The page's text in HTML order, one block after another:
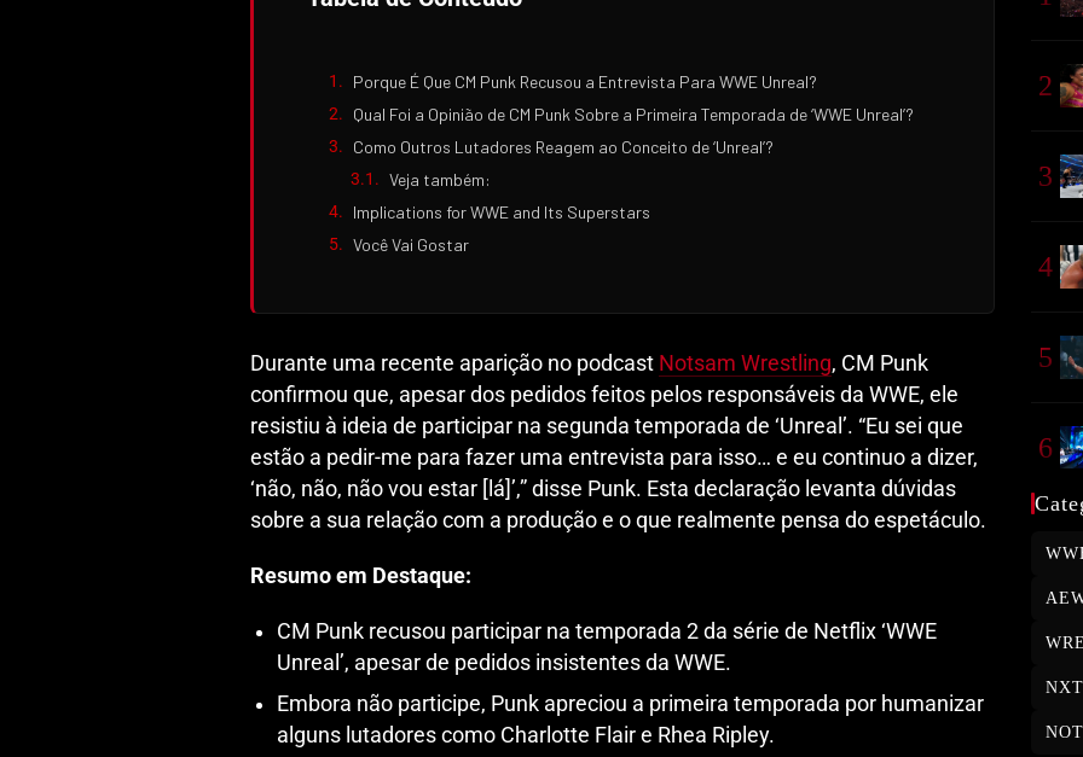
Porque É Que CM Punk Recusou a Entrevista Para WWE Unreal?
Qual Foi a Opinião de CM Punk Sobre a Primeira Temporada de ‘WWE Unreal’?
Como Outros Lutadores Reagem ao Conceito de ‘Unreal’?
Veja também:
Implications for WWE and Its Superstars
Você Vai Gostar
Durante uma recente aparição no podcast Notsam Wrestling, CM Punk
confirmou que, apesar dos pedidos feitos pelos responsáveis da WWE, ele
resistiu à ideia de participar na segunda temporada de ‘Unreal’. “Eu sei que
estão a pedir-me para fazer uma entrevista para isso… e eu continuo a dizer,
‘não, não, não vou estar [lá]’,” disse Punk. Esta declaração levanta dúvidas
sobre a sua relação com a produção e o que realmente pensa do espetáculo.
Resumo em Destaque:
CM Punk recusou participar na temporada 2 da série de Netflix ‘WWE
Unreal’, apesar de pedidos insistentes da WWE.
Embora não participe, Punk apreciou a primeira temporada por humanizar
alguns lutadores como Charlotte Flair e Rhea Ripley.
2
3
4
5
6
NXT